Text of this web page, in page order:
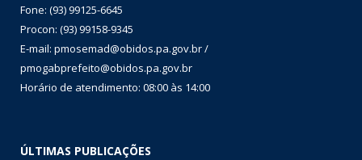
Fone: (93) 99125-6645
Procon: (93) 99158-9345
E-mail: pmosemad@obidos.pa.gov.br /
pmogabprefeito@obidos.pa.gov.br
Horário de atendimento: 08:00 às 14:00
ÚLTIMAS PUBLICAÇÕES